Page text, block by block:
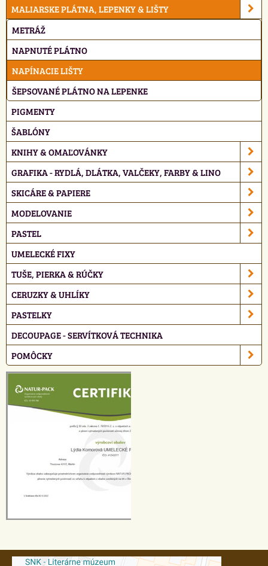
MALIARSKE PLÁTNA, LEPENKY & LIŠTY
METRÁŽ
NAPNUTÉ PLÁTNO
NAPÍNACIE LIŠTY
ŠEPSOVANÉ PLÁTNO NA LEPENKE
PIGMENTY
ŠABLÓNY
KNIHY & OMAĽOVÁNKY
GRAFIKA - RYDLÁ, DLÁTKA, VALČEKY, FARBY & LINO
SKICÁRE & PAPIERE
MODELOVANIE
PASTEL
UMELECKÉ FIXY
TUŠE, PIERKA & RÚČKY
CERUZKY & UHLÍKY
PASTELKY
DECOUPAGE - SERVÍTKOVÁ TECHNIKA
POMÔCKY